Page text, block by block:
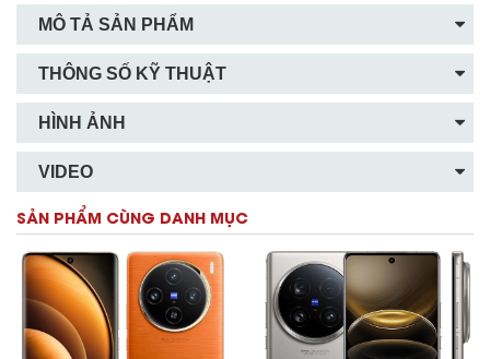
MÔ TẢ SẢN PHẨM
THÔNG SỐ KỸ THUẬT
HÌNH ẢNH
VIDEO
SẢN PHẨM CÙNG DANH MỤC